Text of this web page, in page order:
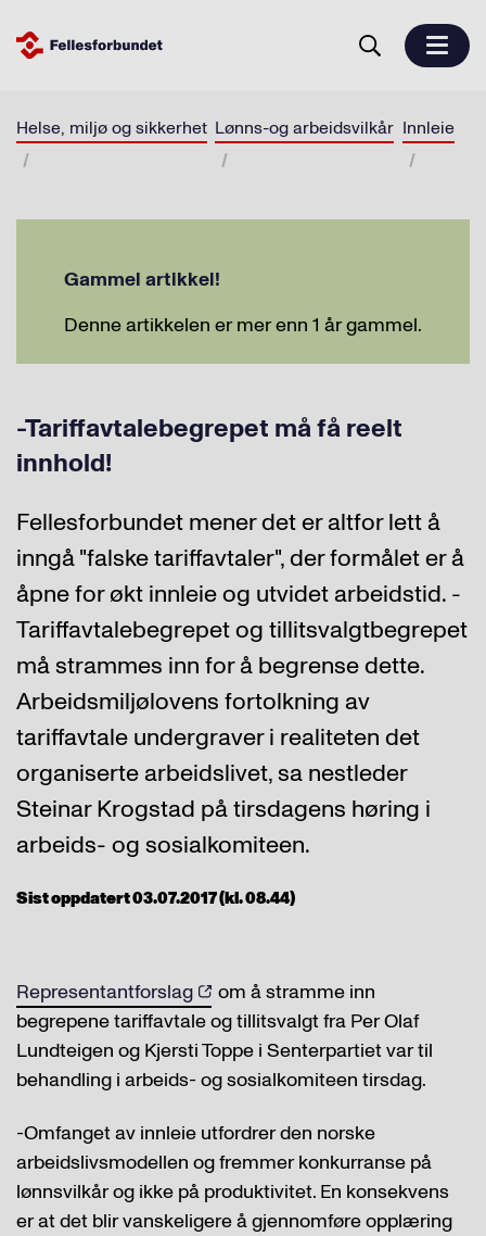
Helse, miljø og sikkerhet Lønns-og arbeidsvilkår Innleie
Gammel artikkel!
Denne artikkelen er mer enn 1 år gammel.
-Tariffavtalebegrepet må få reelt
innhold!
Fellesforbundet mener det er altfor lett å
inngå "falske tariffavtaler", der formålet er å
åpne for økt innleie og utvidet arbeidstid. -
Tariffavtalebegrepet og tillitsvalgtbegrepet
må strammes inn for å begrense dette.
Arbeidsmiljølovens fortolkning av
tariffavtale undergraver i realiteten det
organiserte arbeidslivet, sa nestleder
Steinar Krogstad på tirsdagens høring i
arbeids- og sosialkomiteen.
Sist oppdatert 03.07.2017 (kl. 08.44)
Representantforslag
om å stramme inn
begrepene tariffavtale og tillitsvalgt fra Per Olaf
Lundteigen og Kjersti Toppe i Senterpartiet var til
behandling i arbeids- og sosialkomiteen tirsdag.
-Omfanget av innleie utfordrer den norske
arbeidslivsmodellen og fremmer konkurranse på
lønnsvilkår og ikke på produktivitet. En konsekvens
er at det blir vanskeligere å gjennomføre opplæring